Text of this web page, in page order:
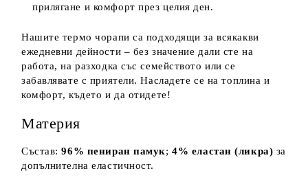
прилягане и комфорт през целия ден.
Нашите термо чорапи са подходящи за всякакви
ежедневни дейности – без значение дали сте на
работа, на разходка със семейството или се
забавлявате с приятели. Насладете се на топлина и
комфорт, където и да отидете!
Материя
Състав:96% пениран памук;4% еластан (ликра) за
допълнителна еластичност.